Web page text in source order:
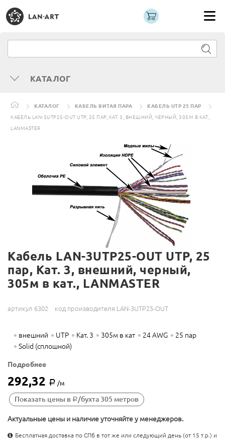
КАТАЛОГ
КАТАЛОГ КАБЕЛЬ ВИТАЯ ПАРА
КАБЕЛЬ UTP 25 ПАР
КАБЕЛЬ LAN-3UTP25-OUT UTP, 25 ПАР, КАТ. 3, ВНЕШНИЙ, ЧЕРНЫЙ, 305М В КАТ.,
LANMASTER
Кабель LAN-3UTP25-OUT UTP, 25
пар, Кат. 3, внешний, черный,
305м в кат., LANMASTER
артикул 6302 код производителя LAN-3UTP25-OUT
внешний UTP Кат. 3 305м в кат 24 AWG
25 пар
Solid (сплошной)
Подробнее
292,32 Р /м
Показать цены в Р /бухта 305 метров
Актуальные цены и наличие уточняйте у менеджеров.
Бесплатная доставка по СПб в тот же или следующий день (от 15 т.р.) и